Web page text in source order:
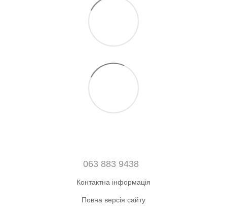
063 883 9438
Контактна інформація
Повна версія сайту